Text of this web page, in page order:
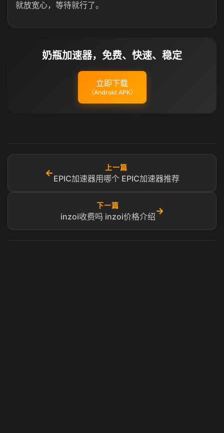
就放宽心，等待就行了。
奶瓶加速器，免费、快速、稳定
立即下载
（Android APK）
←
上一篇
EPIC加速器用哪个 EPIC加速器推荐
下一篇
inzoi收费吗 inzoi价格介绍
→